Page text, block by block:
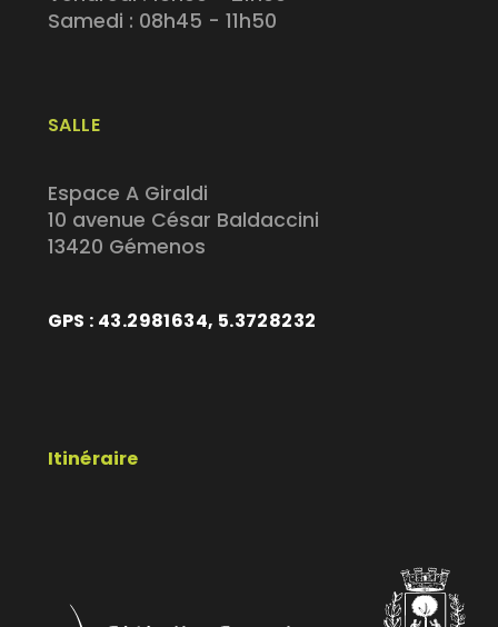
SALLE
Espace A Giraldi
10 avenue César Baldaccini
13420 Gémenos
GPS : 43.2981634, 5.3728232
Itinéraire
Samedi : 08h45 - 11h50